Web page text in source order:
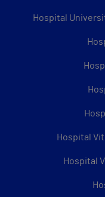
Hospital
Hospital
Hospital